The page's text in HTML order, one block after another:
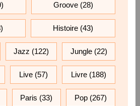
Groove(28)
Histoire(43)
Jazz (122) Jungle(22)
Live (57) Livre (188)
Paris (33) Pop (267)